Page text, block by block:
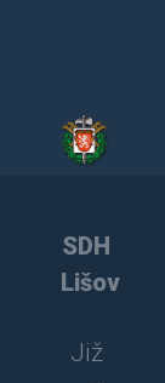
SDH
Lišov
Již